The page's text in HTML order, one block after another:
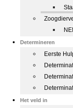
Determineren
Eerste
Het veld in